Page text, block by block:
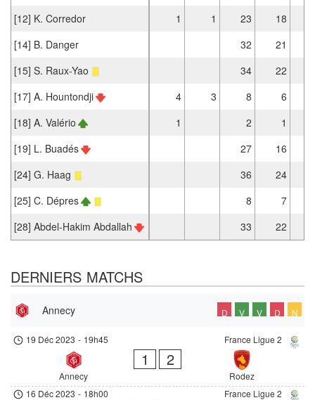
[12] K. Corredor 1 1 23
18
[14] B. Danger
32
21
[15] S. Raux-Yao
34
22
[17] A. Hountondji
4 3 8
6
[18] A. Valério
1 2
1
[19] L. Buadés
27
16
[24] G. Haag
36
24
[25] C. Dépres
8
7
[28] Abdel-Hakim Abdallah
33 22
DERNIERS MATCHS
Annecy D V V D N
France Ligue 2
19 Déc 2023 - 19h45
Annecy
1 2
Rodez
France Ligue 2
16 Déc 2023 - 18h00